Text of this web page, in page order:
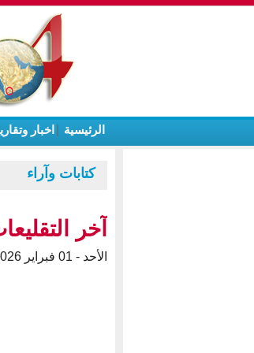
الرئيسية اخبار
كتابات وآراء
آخر
الأحد - 01 فبراير 2026 - الساعة 01:31 م